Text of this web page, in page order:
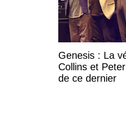
Genesis : La
Collins et
de ce dernier